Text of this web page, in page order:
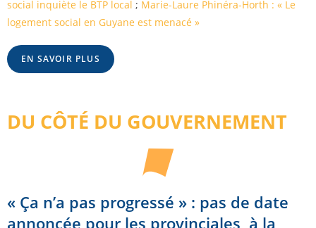
social inquiète le BTP local ; Marie-Laure Phinéra-Horth : « Le
logement social en Guyane est menacé »
EN SAVOIR PLUS
DU CÔTÉ DU GOUVERNEMENT
« Ça n’a pas progressé » : pas de date
annoncée pour les provinciales, à la